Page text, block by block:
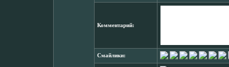
Комментарий:
Смайлики: